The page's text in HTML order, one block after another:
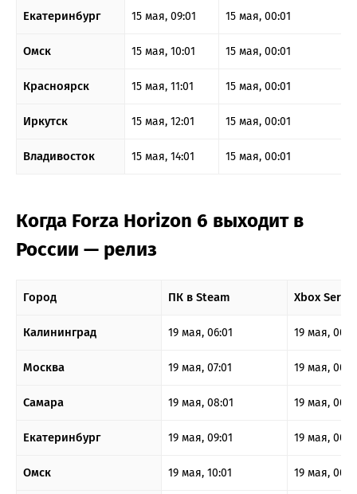
Екатеринбург 15 мая, 09:01 15 мая, 00:01
Омск 15 мая, 10:01 15 мая, 00:01
Красноярск 15 мая, 11:01 15 мая, 00:01
Иркутск 15 мая, 12:01 15 мая, 00:01
Владивосток 15 мая, 14:01 15 мая, 00:01
Когда Forza Horizon 6 выходит в
России — релиз
Город ПК в Steam Xbox Series
Калининград 19 мая, 06:01 19 мая,
Москва 19 мая, 07:01 19 мая,
Самара 19 мая, 08:01 19 мая,
Екатеринбург 19 мая, 09:01 19 мая,
Омск 19 мая, 10:01 19 мая,